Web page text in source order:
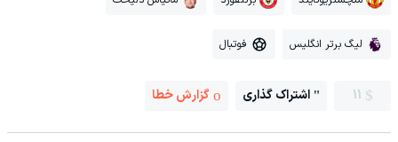
لیگ برتر انگلیس فوتبال
11 اشتراک گذاری گزارش خطا